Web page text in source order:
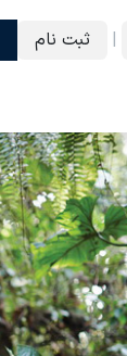
| ثبت نام